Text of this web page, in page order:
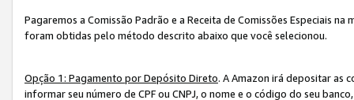
Pagaremos a Comissão Padrão e a Receita de Comissões Especiais
foram obtidas pelo método descrito abaixo que você selecionou.
Opção 1: Pagamento por Depósito Direto. A Amazon irá depositar as
informar seu número de CPF ou CNPJ, o nome e o código do seu